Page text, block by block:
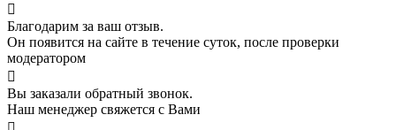

Благодарим за ваш отзыв.
Он появится на сайте в течение суток, после проверки
модератором

Вы заказали обратный звонок.
Наш менеджер свяжется с Вами